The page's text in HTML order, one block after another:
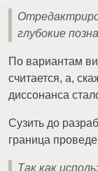
глубокие
По вариантам
считается, а,
диссонанса
Сузить до
граница
Так как